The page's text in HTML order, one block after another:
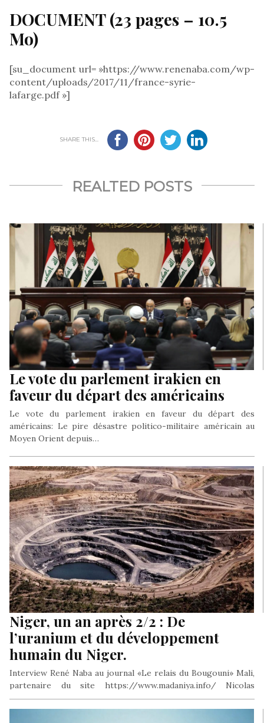
DOCUMENT (23 pages – 10.5
Mo)
[su_document url= »https://www.renenaba.com/wp-
content/uploads/2017/11/france-syrie-
lafarge.pdf »]
SHARE THIS...
REALTED POSTS
Le vote du parlement irakien en
faveur du départ des américains
Le vote du parlement irakien en faveur du départ des
américains: Le pire désastre politico-militaire américain au
Moyen Orient depuis…
Niger, un an après 2/2 : De
l’uranium et du développement
humain du Niger.
Interview René Naba au journal «Le relais du Bougouni» Mali,
partenaire du site https://www.madaniya.info/ Nicolas
Sarkozy, à l’origine du naufrage…